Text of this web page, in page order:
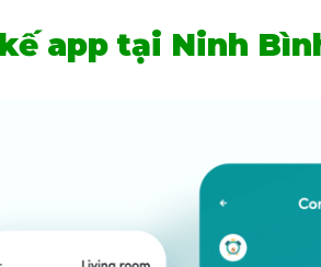
app tại Ninh